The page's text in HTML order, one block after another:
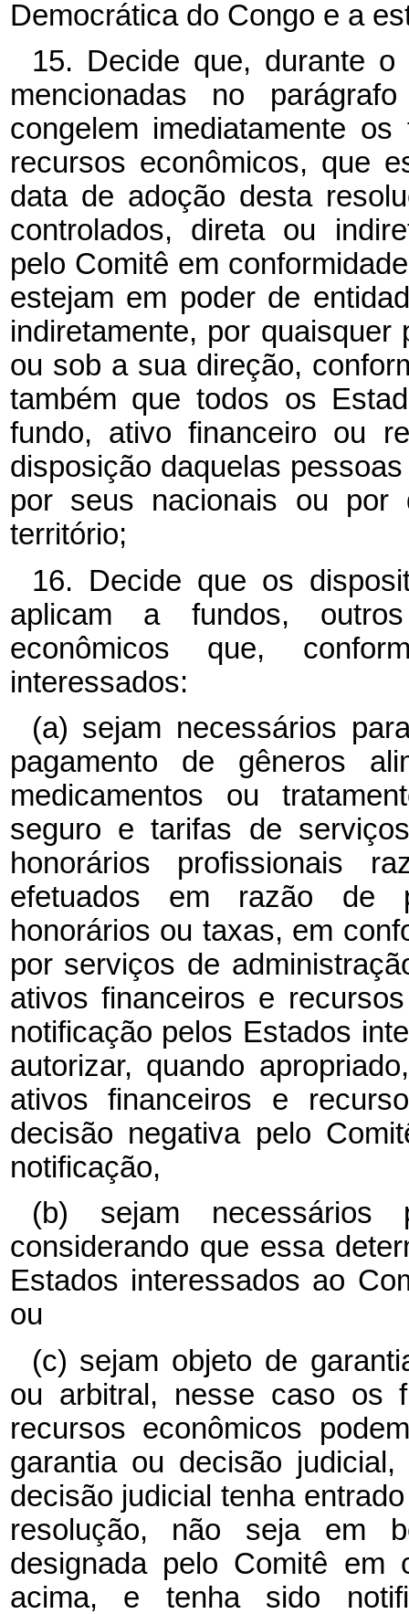
Democrática do Congo e a
15. Decide que, durante
mencionadas no
congelem imediatamente
recursos econômicos, que
data de adoção desta
controlados, direta ou
pelo Comitê em
estejam em poder de
indiretamente, por
ou sob a sua direção,
também que todos os
fundo, ativo financeiro ou
disposição daquelas
por seus nacionais ou por
território;
16. Decide que os
aplicam a fundos,
econômicos que,
interessados:
(a) sejam necessários
pagamento de gêneros
medicamentos ou
seguro e tarifas de
honorários profissionais
efetuados em razão de
honorários ou taxas, em
por serviços de
ativos financeiros e
notificação pelos Estados
autorizar, quando
ativos financeiros e
decisão negativa pelo
notificação,
(b) sejam necessários
considerando que essa
Estados interessados ao
ou
(c) sejam objeto de
ou arbitral, nesse caso os
recursos econômicos
garantia ou decisão
decisão judicial tenha
resolução, não seja em
designada pelo Comitê em
acima, e tenha sido